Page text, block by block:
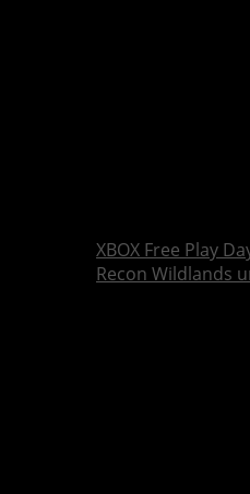
XBOX Free Play
Recon Wildlands